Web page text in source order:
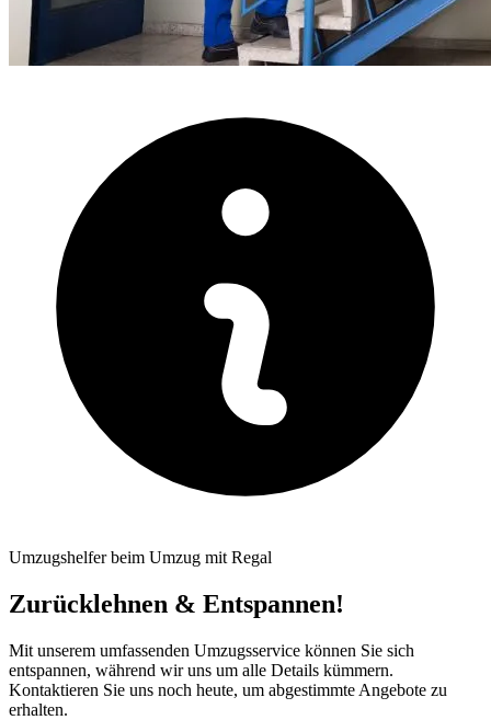
Umzugshelfer beim Umzug mit Regal
Zurücklehnen & Entspannen!
Mit unserem umfassenden Umzugsservice können Sie sich
entspannen, während wir uns um alle Details kümmern.
Kontaktieren Sie uns noch heute, um abgestimmte Angebote zu
erhalten.